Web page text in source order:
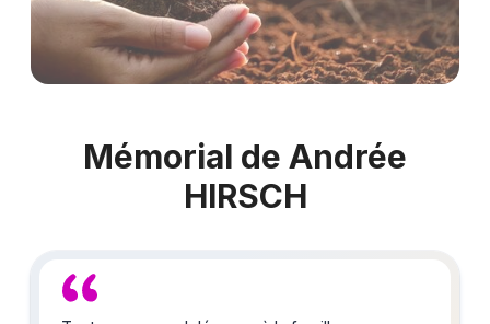
Mémorial de Andrée
HIRSCH